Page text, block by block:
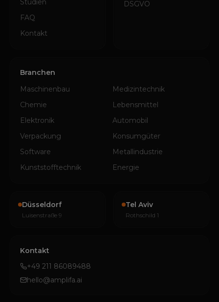
Studien
FAQ
Kontakt
DSGVO
Branchen
Maschinenbau
Medizintechnik
Chemie
Lebensmittel
Elektronik
Automobil
Verpackung
Konsumgüter
Software
Metallindustrie
Kunststofftechnik
Energie
Düsseldorf
Luisenstraße 9
Tel Aviv
Rothschild 1
Kontakt
+49 211 86089488
hello@amplifa.ai